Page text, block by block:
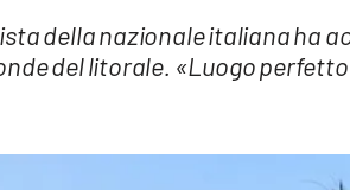
della nazionale italiana ha
del litorale. «Luogo